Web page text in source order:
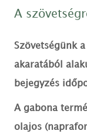
A
Szövetségünk
akaratából
bejegyzés
A gabona
olajos